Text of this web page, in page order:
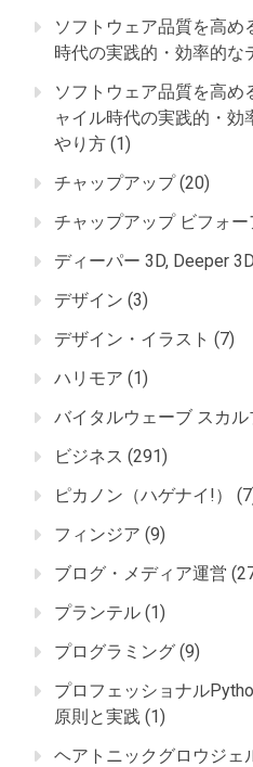
ソフトウェア品質を高
時代の実践的・効率的な
ソフトウェア品質を高め
ャイル時代の実践的・
やり方 (1)
チャップアップ(20)
チャップアップ ビフォー
ディーパー 3D, Deeper 3D
デザイン (3)
デザイン・イラスト (7)
ハリモア (1)
バイタルウェーブ スカ
ビジネス (291)
ピカノン（ハゲナイ!）
フィンジア (9)
ブログ・メディア運営
プランテル (1)
プログラミング (9)
プロフェッショナル
原則と実践 (1)
ヘアトニックグロウジェ